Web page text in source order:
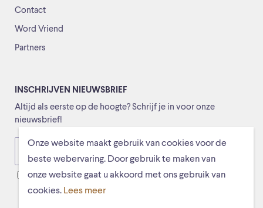
Onze website maakt gebruik van cookies voor de
beste webervaring. Door gebruik te maken van
onze website gaat u akkoord met ons gebruik van
cookies. Lees meer
Contact
Word Vriend
Partners
INSCHRIJVEN NIEUWSBRIEF
Altijd als eerste op de hoogte? Schrijf je in voor onze
nieuwsbrief!
Ik ga ermee akkoord dat mijn gegevens worden opgeslagen